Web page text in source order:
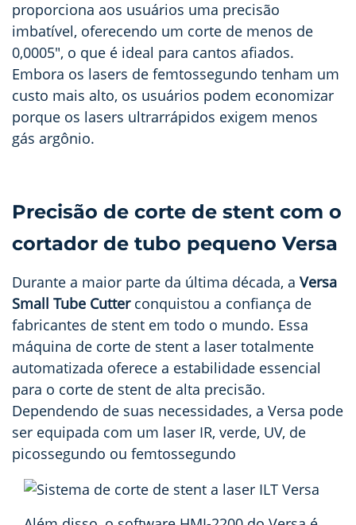
proporciona aos usuários uma precisão
imbatível, oferecendo um corte de menos de
0,0005", o que é ideal para cantos afiados.
Embora os lasers de femtossegundo tenham um
custo mais alto, os usuários podem economizar
porque os lasers ultrarrápidos exigem menos
gás argônio.
Precisão de corte de stent com o
cortador de tubo pequeno Versa
Durante a maior parte da última década, a Versa
Small Tube Cutterconquistou a confiança de
fabricantes de stent em todo o mundo. Essa
máquina de corte de stent a laser totalmente
automatizada oferece a estabilidade essencial
para o corte de stent de alta precisão.
Dependendo de suas necessidades, a Versa pode
ser equipada com um laser IR, verde, UV, de
picossegundo ou femtossegundo